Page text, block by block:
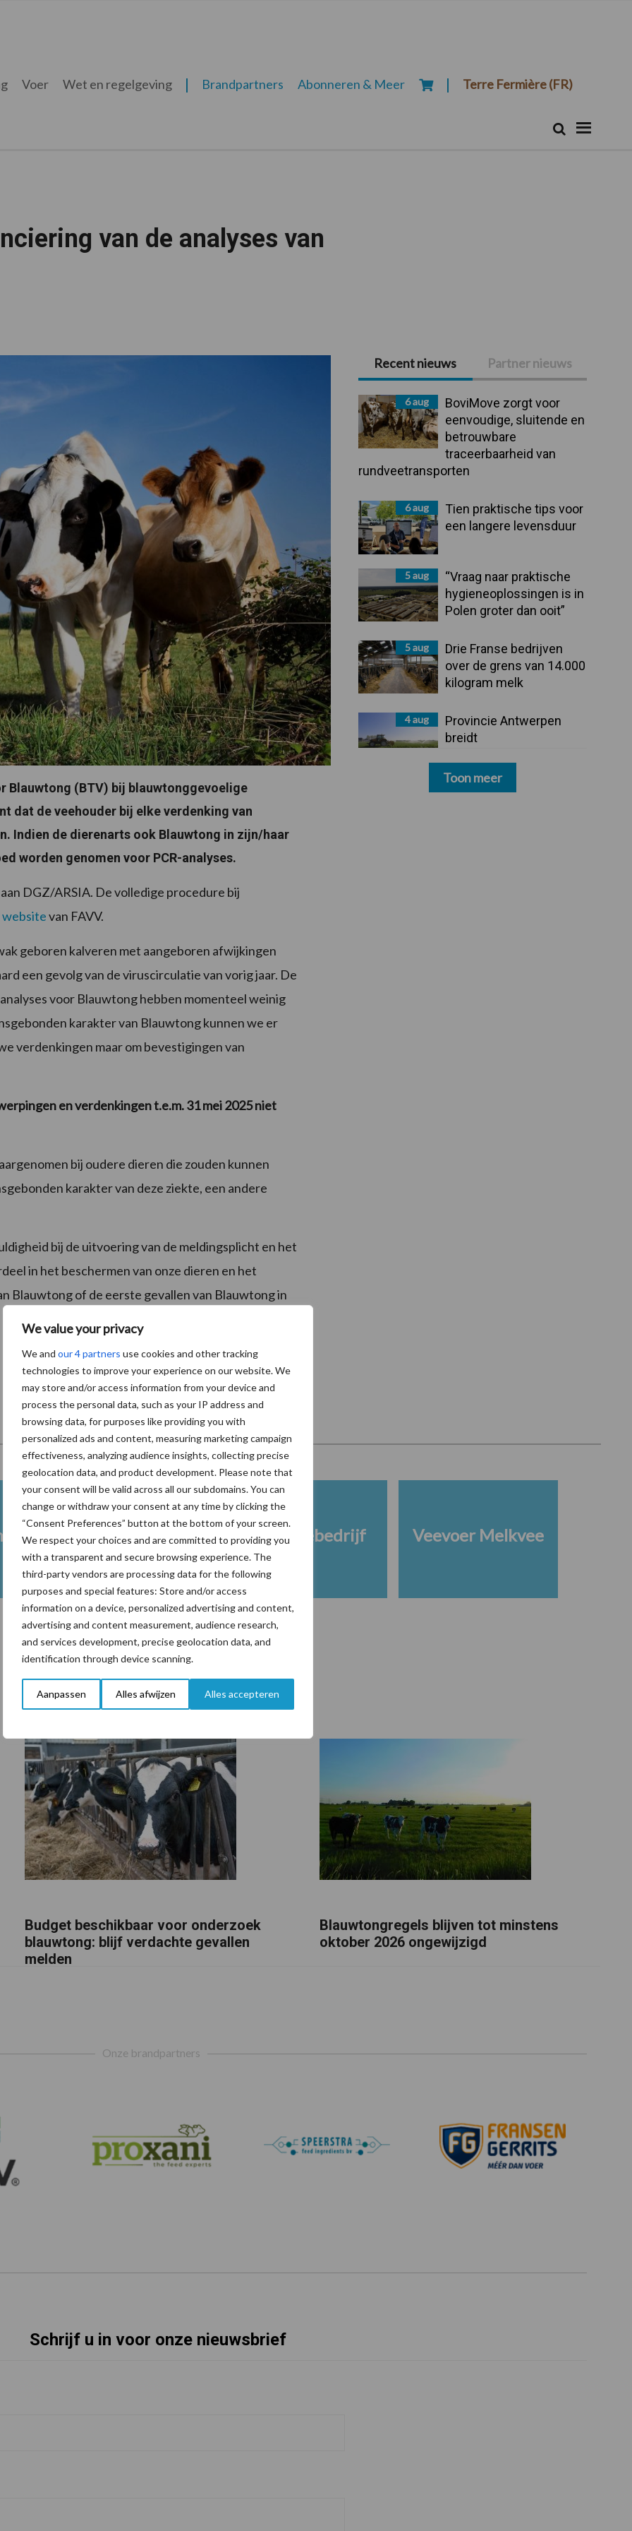
We value your privacy
We and our 4 partners use cookies and other tracking
technologies to improve your experience on our website. We
may store and/or access information from your device and
process the personal data, such as your IP address and
browsing data, for purposes like providing you with
personalized ads and content, measuring marketing campaign
effectiveness, analyzing audience insights, collecting precise
geolocation data, and product development. Please note that
your consent will be valid across all our subdomains. You can
change or withdraw your consent at any time by clicking the
“Consent Preferences” button at the bottom of your screen.
We respect your choices and are committed to providing you
with a transparent and secure browsing experience. The
third-party vendors are processing data for the following
purposes and special features: Store and/or access
information on a device, personalized advertising and content,
advertising and content measurement, audience research,
and services development, precise geolocation data, and
identification through device scanning.
Aanpassen Alles afwijzen Alles accepteren
Voer Wet en regelgeving Brandpartners Abonneren & Meer Terre Fermière (FR)
Zoek
van de analyses van
Blauwtong (BTV) bij blauwtonggevoelige
dat de veehouder bij elke verdenking van
Indien de dierenarts ook Blauwtong in zijn/haar
worden genomen voor PCR-analyses.
DGZ/ARSIA. De volledige procedure bij
websitevan FAVV.
geboren kalveren met aangeboren afwijkingen
een gevolg van de viruscirculatie van vorig jaar. De
voor Blauwtong hebben momenteel weinig
karakter van Blauwtong kunnen we er
verdenkingen maar om bevestigingen van
en verdenkingen t.e.m. 31 mei 2025 niet
bij oudere dieren die zouden kunnen
karakter van deze ziekte, een andere
bij de uitvoering van de meldingsplicht en het
in het beschermen van onze dieren en het
Blauwtong of de eerste gevallen van Blauwtong in
Primaire
Sidebar
Recent nieuws Partner nieuws
6 aug
BoviMove zorgt voor
eenvoudige, sluitende en
betrouwbare
traceerbaarheid van
rundveetransporten
6 aug
Tien praktische tips voor
een langere levensduur
5 aug
“Vraag naar praktische
hygieneoplossingen is in
Polen groter dan ooit”
5 aug
Drie Franse bedrijven
over de grens van 14.000
kilogram melk
4 aug
Provincie Antwerpen
breidt
geen water meer
Toon meer
Fokkerij melkvee Melkveebedrijf Veevoer Melkvee
Toon meer
Budget beschikbaar voor onderzoek
blauwtong: blijf verdachte gevallen
melden
Blauwtongregels blijven tot minstens
oktober 2026 ongewijzigd
Onze brandpartners
Schrijf u in voor onze nieuwsbrief